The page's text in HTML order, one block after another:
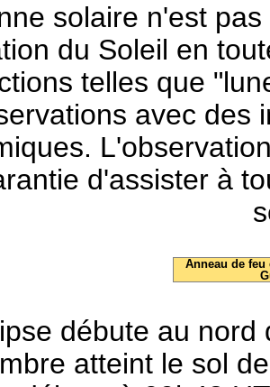
solaire n'est
du Soleil en
telles que
avec des
d'assister à
Anneau de feu
débute au
atteint le sol